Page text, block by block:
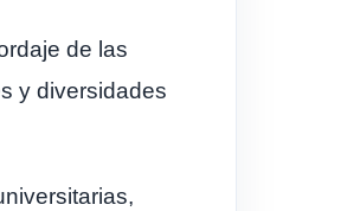
de las
y diversidades